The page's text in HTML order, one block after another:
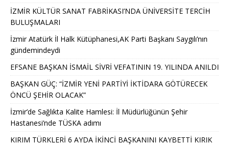
İZMİR KÜLTÜR SANAT FABRİKASI’NDA ÜNİVERSİTE TERCİH
BULUŞMALARI
İzmir Atatürk İl Halk Kütüphanesi,AK Parti Başkanı Saygılı’nın
gündemindeydi
EFSANE BAŞKAN İSMAİL SİVRİ VEFATININ 19. YILINDA ANILDI
BAŞKAN GÜÇ: “İZMİR YENİ PARTİYİ İKTİDARA GÖTÜRECEK
ÖNCÜ ŞEHİR OLACAK”
İzmir’de Sağlıkta Kalite Hamlesi: İl Müdürlüğünün Şehir
Hastanesi’nde TÜSKA adımı
KIRIM TÜRKLERİ 6 AYDA İKİNCİ BAŞKANINI KAYBETTİ KIRIK